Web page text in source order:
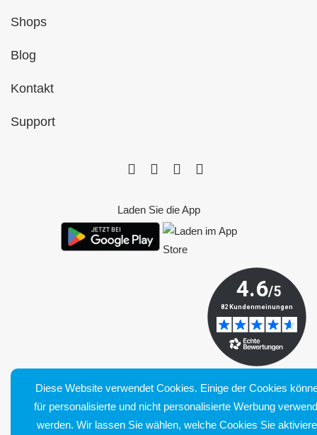
Shops
Blog
Kontakt
Support
Laden Sie die App
Bluetens. Tous droits réservés
Diese Website verwendet Cookies. Einige der Cookies
für personalisierte und nicht personalisierte Werbung
werden. Wir lassen Sie wählen, welche Cookies Sie